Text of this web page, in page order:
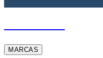
MARCAS